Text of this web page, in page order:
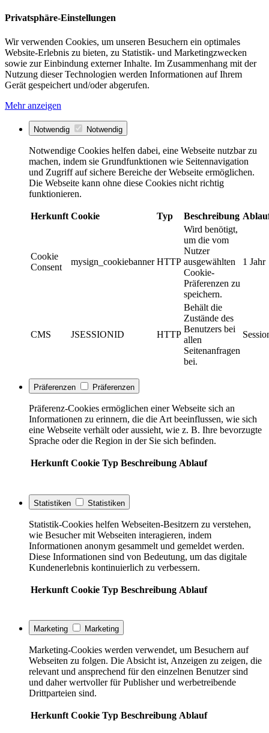
Privatsphäre-Einstellungen
Wir verwenden Cookies, um unseren Besuchern ein optimales
Website-Erlebnis zu bieten, zu Statistik- und Marketingzwecken
sowie zur Einbindung externer Inhalte. Im Zusammenhang mit der
Nutzung dieser Technologien werden Informationen auf Ihrem
Gerät gespeichert und/oder abgerufen.
Mehr anzeigen
Notwendig Notwendig
Notwendige Cookies helfen dabei, eine Webseite nutzbar zu
machen, indem sie Grundfunktionen wie Seitennavigation
und Zugriff auf sichere Bereiche der Webseite ermöglichen.
Die Webseite kann ohne diese Cookies nicht richtig
funktionieren.
Herkunft Cookie Typ Beschreibung
Cookie
Consent
mysign_cookiebanner HTTP
Wird benötigt,
um die vom
Nutzer
ausgewählten
Cookie-
Präferenzen zu
speichern.
1 Jahr
CMS JSESSIONID HTTP
Behält die
Zustände des
Benutzers bei
allen
Seitenanfragen
bei.
Präferenzen Präferenzen
Präferenz-Cookies ermöglichen einer Webseite sich an
Informationen zu erinnern, die die Art beeinflussen, wie sich
eine Webseite verhält oder aussieht, wie z. B. Ihre bevorzugte
Sprache oder die Region in der Sie sich befinden.
Herkunft Cookie Typ Beschreibung Ablauf
Statistiken Statistiken
Statistik-Cookies helfen Webseiten-Besitzern zu verstehen,
wie Besucher mit Webseiten interagieren, indem
Informationen anonym gesammelt und gemeldet werden.
Diese Informationen sind von Bedeutung, um das digitale
Kundenerlebnis kontinuierlich zu verbessern.
Herkunft Cookie Typ Beschreibung Ablauf
Marketing Marketing
Marketing-Cookies werden verwendet, um Besuchern auf
Webseiten zu folgen. Die Absicht ist, Anzeigen zu zeigen, die
relevant und ansprechend für den einzelnen Benutzer sind
und daher wertvoller für Publisher und werbetreibende
Drittparteien sind.
Herkunft Cookie Typ Beschreibung Ablauf